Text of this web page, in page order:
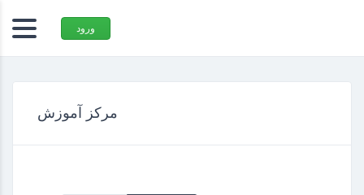
ورود
مرکز آموزش